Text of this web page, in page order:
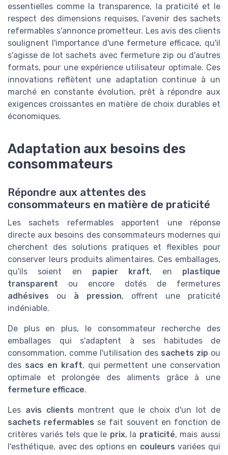
essentielles comme la transparence, la praticité et le
respect des dimensions requises, l'avenir des sachets
refermables s'annonce prometteur. Les avis des clients
soulignent l'importance d'une fermeture efficace, qu'il
s'agisse de lot sachets avec fermeture zip ou d'autres
formats, pour une expérience utilisateur optimale. Ces
innovations reflètent une adaptation continue à un
marché en constante évolution, prêt à répondre aux
exigences croissantes en matière de choix durables et
économiques.
Adaptation aux besoins des
consommateurs
Répondre aux attentes des
consommateurs en matière de praticité
Les sachets refermables apportent une réponse
directe aux besoins des consommateurs modernes qui
cherchent des solutions pratiques et flexibles pour
conserver leurs produits alimentaires. Ces emballages,
qu'ils soient en papier kraft, en plastique
transparent ou encore dotés de fermetures
adhésives ou à pression, offrent une praticité
indéniable.
De plus en plus, le consommateur recherche des
emballages qui s'adaptent à ses habitudes de
consommation, comme l'utilisation des sachets zip ou
des sacs en kraft, qui permettent une conservation
optimale et prolongée des aliments grâce à une
fermeture efficace.
Les avis clients montrent que le choix d'un lot de
sachets refermables se fait souvent en fonction de
critères variés tels que le prix, la praticité, mais aussi
l'esthétique, avec des options en couleurs variées qui